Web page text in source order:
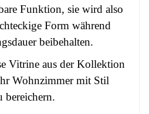
Funktion, sie wird also
Form während
beibehalten.
Vitrine aus der Kollektion
Wohnzimmer mit Stil
bereichern.